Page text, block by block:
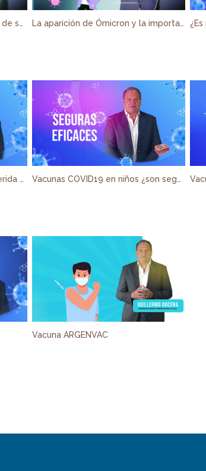
Ómicron y las posibles razones de su origen La aparición de Ómicron y la importancia de la vacunación
Cuánto dura la inmunidad conferida por las vacunas en general y las de COVID-19. Vacunas COVID19 en niños ¿son seguras?
Vacuna ARGENVAC